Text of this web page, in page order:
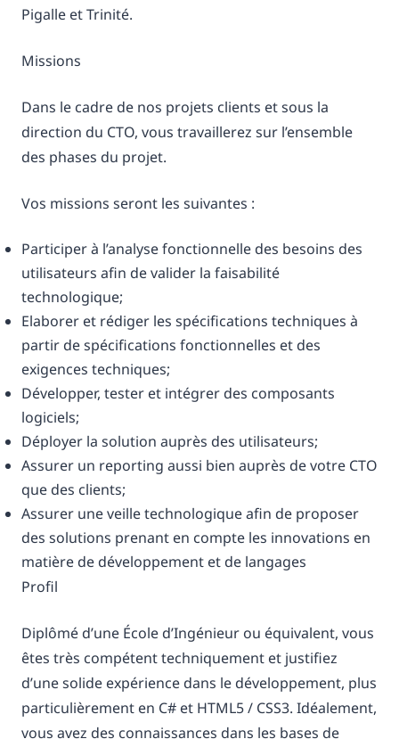
Pigalle et Trinité.
Missions
Dans le cadre de nos projets clients et sous la
direction du CTO, vous travaillerez sur l’ensemble
des phases du projet.
Vos missions seront les suivantes :
Participer à l’analyse fonctionnelle des besoins des
utilisateurs afin de valider la faisabilité
technologique;
Elaborer et rédiger les spécifications techniques à
partir de spécifications fonctionnelles et des
exigences techniques;
Développer, tester et intégrer des composants
logiciels;
Déployer la solution auprès des utilisateurs;
Assurer un reporting aussi bien auprès de votre CTO
que des clients;
Assurer une veille technologique afin de proposer
des solutions prenant en compte les innovations en
matière de développement et de langages
Profil
Diplômé d’une École d’Ingénieur ou équivalent, vous
êtes très compétent techniquement et justifiez
d’une solide expérience dans le développement, plus
particulièrement en C# et HTML5 / CSS3. Idéalement,
vous avez des connaissances dans les bases de